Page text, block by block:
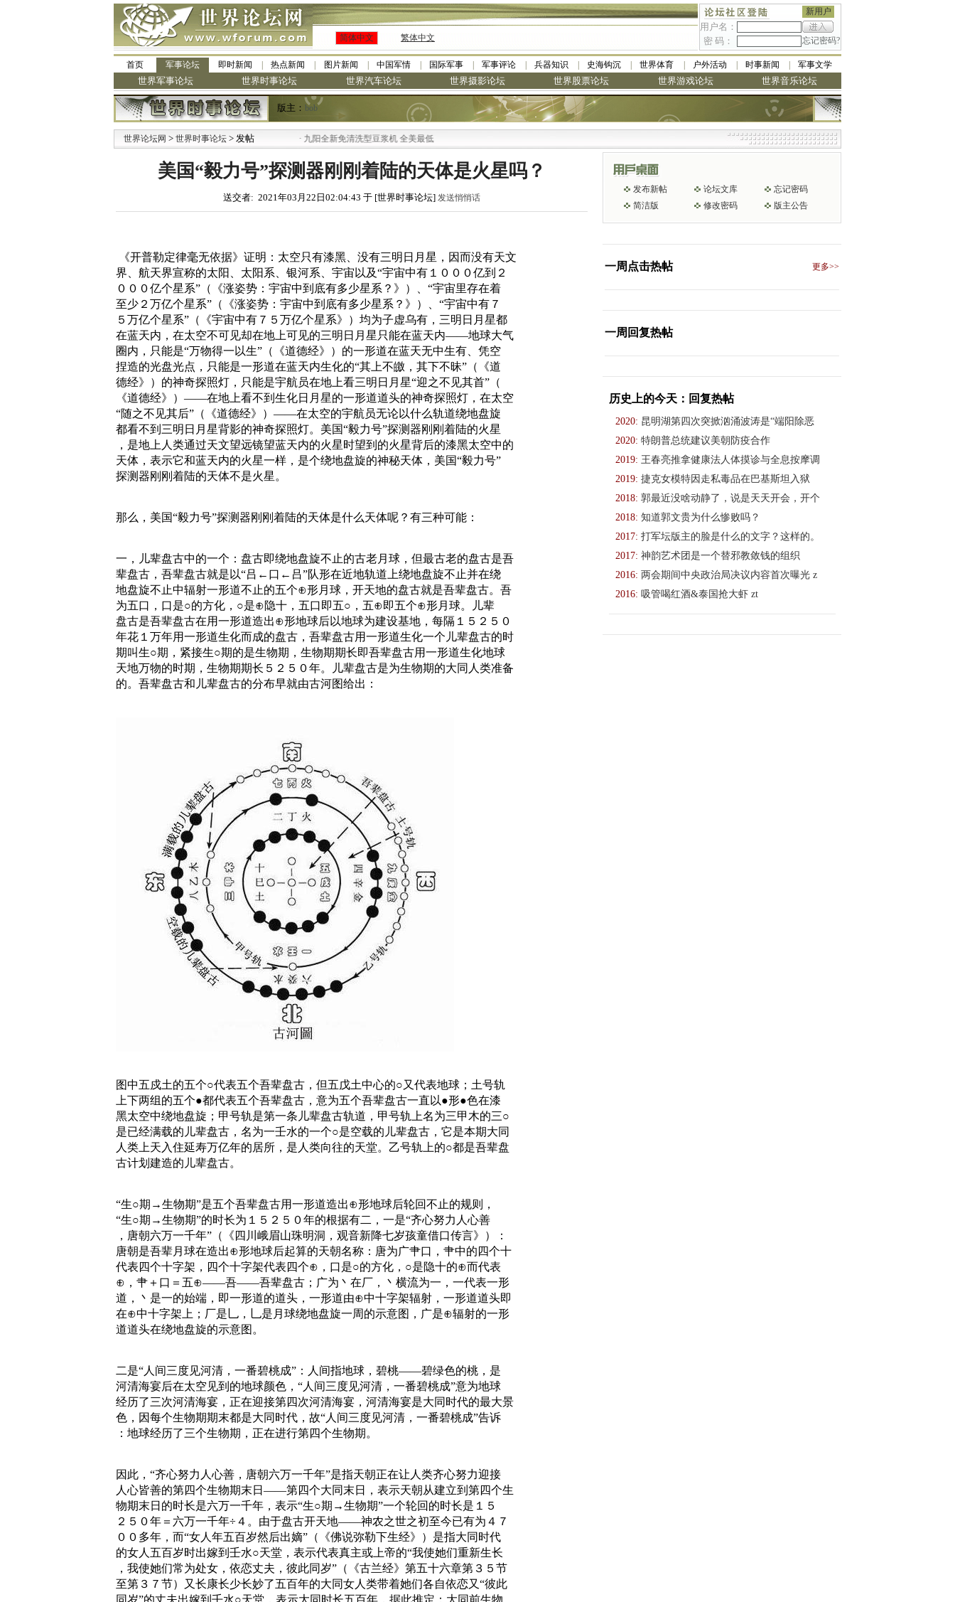
新用户
用户名：
密 码：
忘记密码?
简体中文 繁体中文
首页 军事论坛 即时新闻 热点新闻 图片新闻 中国军情 国际军事 军事评论 兵器知识 史海钩沉 世界体育 户外活动 时事新闻 军事文学
世界军事论坛 世界时事论坛 世界汽车论坛 世界摄影论坛 世界股票论坛 世界游戏论坛 世界音乐论坛
版主： bob
世界论坛网 > 世界时事论坛 > 发帖 九阳全新免清洗型豆浆机 全美最低
美国“毅力号”探测器刚刚着陆的天体是火星吗？
送交者: 2021年03月22日02:04:43 于 [世界时事论坛] 发送悄悄话
《开普勒定律毫无依据》证明：太空只有漆黑、没有三明日月星，因而没有天文
界、航天界宣称的太阳、太阳系、银河系、宇宙以及“宇宙中有１０００亿到２
０００亿个星系”（《涨姿势：宇宙中到底有多少星系？》）、“宇宙里存在着
至少２万亿个星系”（《涨姿势：宇宙中到底有多少星系？》）、“宇宙中有７
５万亿个星系”（《宇宙中有７５万亿个星系》）均为子虚乌有，三明日月星都
在蓝天内，在太空不可见却在地上可见的三明日月星只能在蓝天内——地球大气
圈内，只能是“万物得一以生”（《道德经》）的一形道在蓝天无中生有、凭空
捏造的光盘光点，只能是一形道在蓝天内生化的“其上不皦，其下不昧”（《道
德经》）的神奇探照灯，只能是宇航员在地上看三明日月星“迎之不见其首”（
《道德经》）——在地上看不到生化日月星的一形道道头的神奇探照灯，在太空
“随之不见其后”（《道德经》）——在太空的宇航员无论以什么轨道绕地盘旋
都看不到三明日月星背影的神奇探照灯。美国“毅力号”探测器刚刚着陆的火星
，是地上人类通过天文望远镜望蓝天内的火星时望到的火星背后的漆黑太空中的
天体，表示它和蓝天内的火星一样，是个绕地盘旋的神秘天体，美国“毅力号”
探测器刚刚着陆的天体不是火星。
那么，美国“毅力号”探测器刚刚着陆的天体是什么天体呢？有三种可能：
一，儿辈盘古中的一个：盘古即绕地盘旋不止的古老月球，但最古老的盘古是吾
辈盘古，吾辈盘古就是以“吕←口←吕”队形在近地轨道上绕地盘旋不止并在绕
地盘旋不止中辐射一形道不止的五个⊕形月球，开天地的盘古就是吾辈盘古。吾
为五口，口是○的方化，○是⊕隐十，五口即五○，五⊕即五个⊕形月球。儿辈
盘古是吾辈盘古在用一形道造出⊕形地球后以地球为建设基地，每隔１５２５０
年花１万年用一形道生化而成的盘古，吾辈盘古用一形道生化一个儿辈盘古的时
期叫生○期，紧接生○期的是生物期，生物期期长即吾辈盘古用一形道生化地球
天地万物的时期，生物期期长５２５０年。儿辈盘古是为生物期的大同人类准备
的。吾辈盘古和儿辈盘古的分布早就由古河图给出：
图中五戍土的五个○代表五个吾辈盘古，但五戊土中心的○又代表地球；土号轨
上下两组的五个●都代表五个吾辈盘古，意为五个吾辈盘古一直以●形●色在漆
黑太空中绕地盘旋；甲号轨是第一条儿辈盘古轨道，甲号轨上名为三甲木的三○
是已经满载的儿辈盘古，名为一壬水的一个○是空载的儿辈盘古，它是本期大同
人类上天入住延寿万亿年的居所，是人类向往的天堂。乙号轨上的○都是吾辈盘
古计划建造的儿辈盘古。
“生○期→生物期”是五个吾辈盘古用一形道造出⊕形地球后轮回不止的规则，
“生○期→生物期”的时长为１５２５０年的根据有二，一是“齐心努力人心善
，唐朝六万一千年”（《四川峨眉山珠明洞，观音新降七岁孩童借口传言》）：
唐朝是吾辈月球在造出⊕形地球后起算的天朝名称：唐为广肀口，肀中的四个十
代表四个十字架，四个十字架代表四个⊕，口是○的方化，○是隐十的⊕而代表
⊕，肀＋口＝五⊕——吾——吾辈盘古；广为丶在厂，丶横流为一，一代表一形
道，丶是一的始端，即一形道的道头，一形道由⊕中十字架辐射，一形道道头即
在⊕中十字架上；厂是乚，乚是月球绕地盘旋一周的示意图，广是⊕辐射的一形
道道头在绕地盘旋的示意图。
二是“人间三度见河清，一番碧桃成”：人间指地球，碧桃——碧绿色的桃，是
河清海宴后在太空见到的地球颜色，“人间三度见河清，一番碧桃成”意为地球
经历了三次河清海宴，正在迎接第四次河清海宴，河清海宴是大同时代的最大景
色，因每个生物期期末都是大同时代，故“人间三度见河清，一番碧桃成”告诉
：地球经历了三个生物期，正在进行第四个生物期。
因此，“齐心努力人心善，唐朝六万一千年”是指天朝正在让人类齐心努力迎接
人心皆善的第四个生物期末日——第四个大同末日，表示天朝从建立到第四个生
物期末日的时长是六万一千年，表示“生○期→生物期”一个轮回的时长是１５
２５０年＝六万一千年÷４。由于盘古开天地——神农之世之初至今已有为４７
００多年，而“女人年五百岁然后出嫡”（《佛说弥勒下生经》）是指大同时代
的女人五百岁时出嫁到壬水○天堂，表示代表真主或上帝的“我使她们重新生长
，我使她们常为处女，依恋丈夫，彼此同岁”（《古兰经》第五十六章第３５节
至第３７节）又长康长少长妙了五百年的大同女人类带着她们各自依恋又“彼此
同岁”的丈夫出嫁到壬水○天堂，表示大同时长五百年，据此推定：大同前生物
发布新帖 论坛文库
忘记密码
简洁版
修改密码 版主公告
一周点击热帖 更多>>
一周回复热帖
历史上的今天：回复热帖
2020: 昆明湖第四次突掀汹涌波涛是“端阳除恶
2020: 特朗普总统建议美朝防疫合作
2019: 王春亮推拿健康法人体摸诊与全息按摩调
2019: 捷克女模特因走私毒品在巴基斯坦入狱
2018: 郭最近没啥动静了，说是天天开会，开个
2018: 知道郭文贵为什么惨败吗？
2017: 打军坛版主的脸是什么的文字？这样的。
2017: 神韵艺术团是一个替邪教敛钱的组织
2016: 两会期间中央政治局决议内容首次曝光 z
2016: 吸管喝红酒&泰国抢大虾 zt